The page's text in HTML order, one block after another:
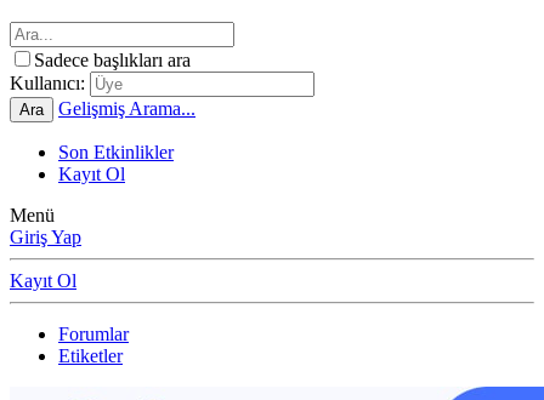
Sadece başlıkları ara
Kullanıcı:
Ara Gelişmiş Arama...
Son Etkinlikler
Kayıt Ol
Menü
Giriş Yap
Kayıt Ol
Forumlar
Etiketler